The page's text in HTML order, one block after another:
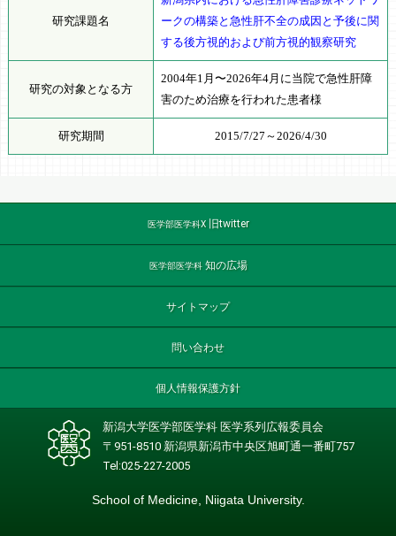
研究課題名
ークの構築と急性肝不全の成因と予後に関
する後方視的および前方視的観察研究
研究の対象となる方
2004年1月〜2026年4月に当院で急性肝障
害のため治療を行われた患者様
研究期間 2015/7/27～2026/4/30
医学部医学科X旧twitter
医学部医学科知の広場
サイトマップ
問い合わせ
個人情報保護方針
新潟大学医学部医学科 医学系列広報委員会
〒951-8510 新潟県新潟市中央区旭町通一番町757
Tel:025-227-2005
School of Medicine, Niigata University.